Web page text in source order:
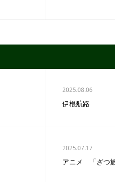
2025.08.06
伊根航路
2025.07.17
アニメ 「ざつ旅